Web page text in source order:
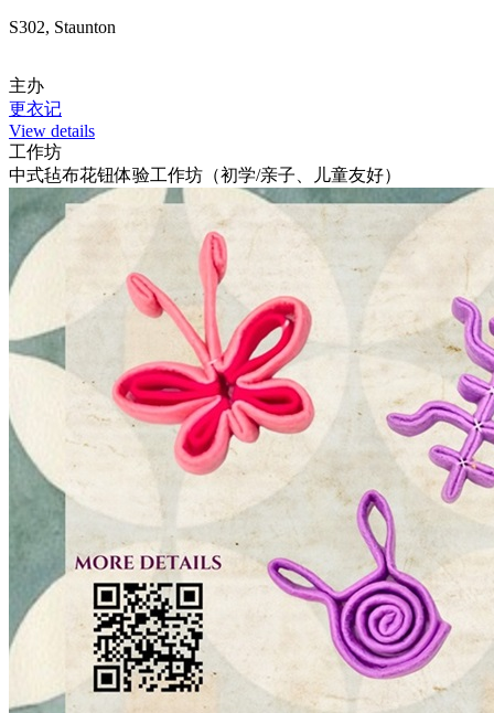
S302, Staunton
主办
更衣记
View details
工作坊
中式毡布花钮体验工作坊（初学/亲子、儿童友好）